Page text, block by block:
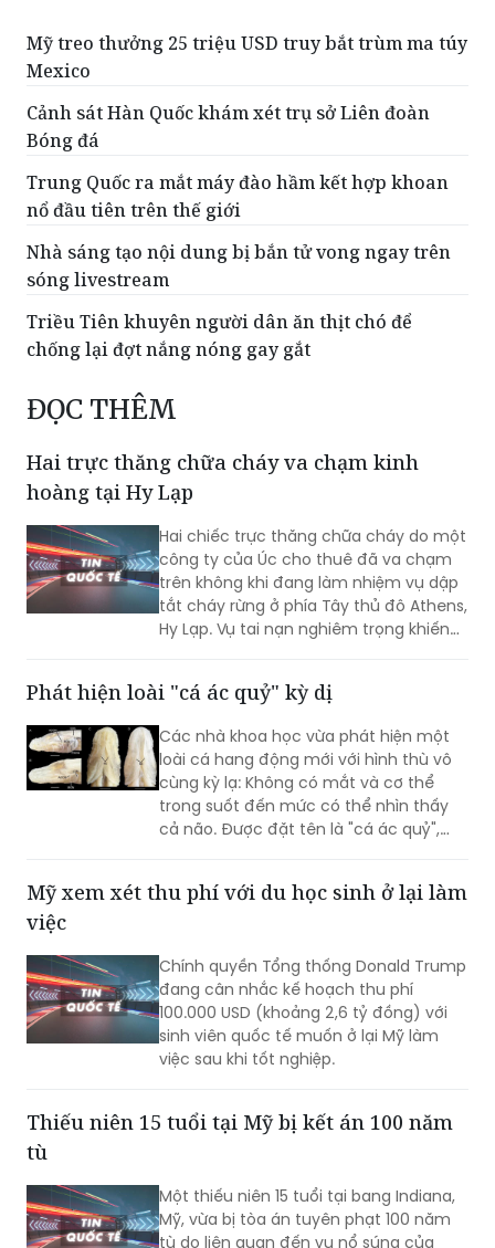
Cảnh sát Hàn Quốc khám xét trụ sở Liên đoàn
Bóng đá
Trung Quốc ra mắt máy đào hầm kết hợp khoan
nổ đầu tiên trên thế giới
Nhà sáng tạo nội dung bị bắn tử vong ngay trên
sóng livestream
Triều Tiên khuyên người dân ăn thịt chó để
chống lại đợt nắng nóng gay gắt
ĐỌC THÊM
Hai trực thăng chữa cháy va chạm kinh
Hai chiếc trực thăng chữa cháy do một
công ty của Úc cho thuê đã va chạm
trên không khi đang làm nhiệm vụ dập
tắt cháy rừng ở phía Tây thủ đô Athens,
Hy Lạp. Vụ tai nạn nghiêm trọng khiến
hai người thiệt mạng.
Phát hiện loài "cá ác quỷ" kỳ dị
Các nhà khoa học vừa phát hiện một
loài cá hang động mới với hình thù vô
cùng kỳ lạ: Không có mắt và cơ thể
trong suốt đến mức có thể nhìn thấy
cả não. Được đặt tên là "cá ác quỷ",
sinh vật này được các chuyên gia đánh
giá có thể là một trong những loài cá
hiếm nhất trên thế giới hiện nay.
Mỹ xem xét thu phí với du học sinh ở lại làm
Chính quyền Tổng thống Donald Trump
100.000 USD (khoảng 2,6 tỷ đồng) với
sinh viên quốc tế muốn ở lại Mỹ làm
việc sau khi tốt nghiệp.
Thiếu niên 15 tuổi tại Mỹ bị kết án 100 năm
Một thiếu niên 15 tuổi tại bang Indiana,
tù do liên quan đến vụ nổ súng của
băng nhóm tội phạm làm một phụ nữ
thiệt mạng. Vụ việc xuất phát từ kế